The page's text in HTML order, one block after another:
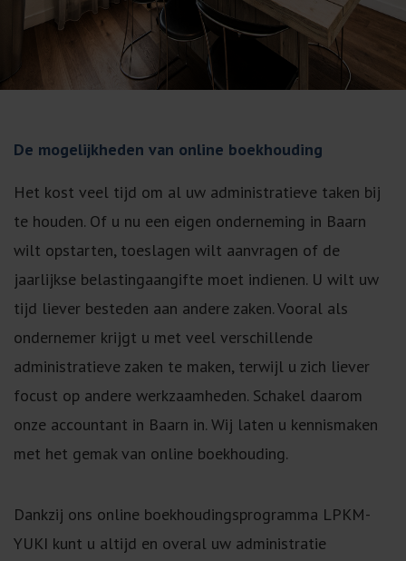
De mogelijkheden van online boekhouding
Het kost veel tijd om al uw administratieve taken bij
te houden. Of u nu een eigen onderneming in Baarn
wilt opstarten, toeslagen wilt aanvragen of de
jaarlijkse belastingaangifte moet indienen. U wilt uw
tijd liever besteden aan andere zaken. Vooral als
ondernemer krijgt u met veel verschillende
administratieve zaken te maken, terwijl u zich liever
focust op andere werkzaamheden. Schakel daarom
onze accountant in Baarn in. Wij laten u kennismaken
met het gemak van online boekhouding.
Dankzij ons online boekhoudingsprogramma LPKM-
YUKI kunt u altijd en overal uw administratie